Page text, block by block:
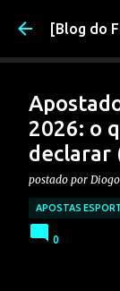
[Blog do
2026: o
declarar
postado por Diogo
APOSTAS
0